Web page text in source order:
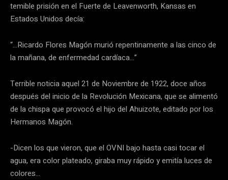
temible prisión en el Fuerte de Leavenworth, Kansas en
Estados Unidos decía:
“…Ricardo Flores Magón murió repentinamente a las cinco de
la mañana, de enfermedad cardíaca…”
Terrible noticia aquel 21 de Noviembre de 1922, doce años
después del inicio de la Revolución Mexicana, que se alimentó
de la chispa que provocó el hijo del Ahuizote, editado por los
Hermanos Magón.
-Dicen los que vieron, que el OVNI bajo hasta casi tocar el
agua, era color plateado, giraba muy rápido y emitía luces de
colores…